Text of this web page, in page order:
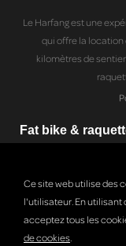
Le Harfang est une
qui offre la
kilomètres de
Fat bike &
Ce site web utilise des
l'utilisateur. En utilisant
acceptez tous les
de cookies.